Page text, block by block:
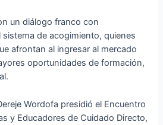
un diálogo franco con
de acogimiento, quienes
afrontan al ingresar al mercado
oportunidades de formación,
Wordofa presidió el Encuentro
y Educadores de Cuidado Directo,